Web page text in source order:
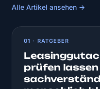
Alle Artikel ansehen →
01 · RATGEBER
prüfen